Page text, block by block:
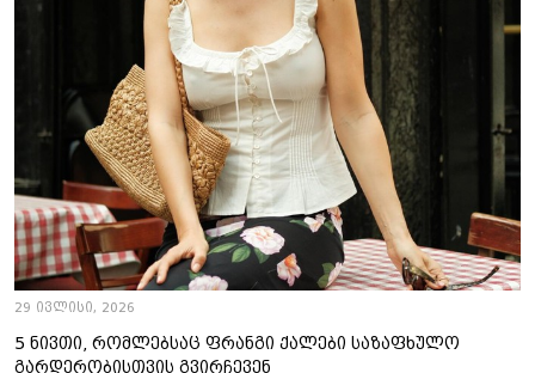
29 ივლისი, 2026
5 ნივთი, რომლებსაც ფრანგი ქალები საზაფხულო
გარდერობისთვის გვირჩევენ